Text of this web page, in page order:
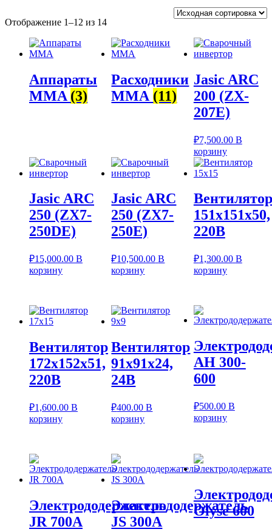
Отображение 1–12 из 14
Аппараты
MMA (3)
Расходники
ММА (11)
Jasic ARC
200 (ZX-
207E)
₽7,500.00 В
корзину
Jasic ARC
250 (ZX7-
250DE)
₽15,000.00 В
корзину
Jasic ARC
250 (ZX7-
250E)
₽10,500.00 В
корзину
Вентилятор
151х151х50,
220В
₽1,300.00 В
корзину
Вентилятор
172х152х51,
220В
₽1,600.00 В
корзину
Вентилятор
91х91х24,
24В
₽400.00 В
корзину
AH 300-
600
₽500.00 В
корзину
Электрододержатель
JR 700A
Электрододержатель
JS 300A
Olyse 600